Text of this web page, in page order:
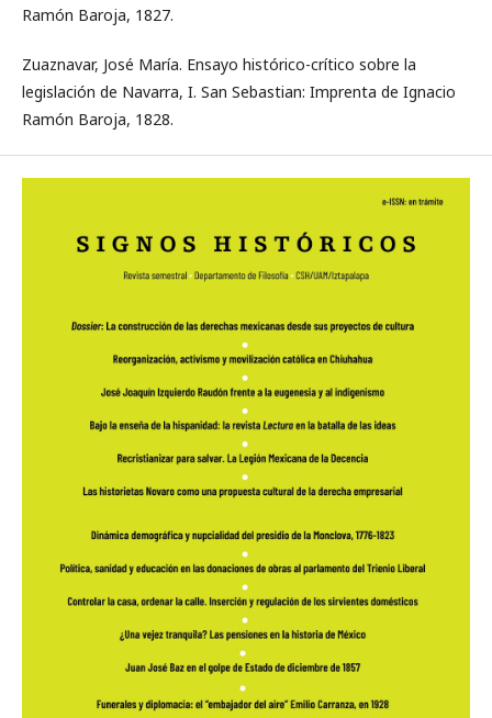
Ramón Baroja, 1827.
Zuaznavar, José María. Ensayo histórico-crítico sobre la
legislación de Navarra, I. San Sebastian: Imprenta de Ignacio
Ramón Baroja, 1828.